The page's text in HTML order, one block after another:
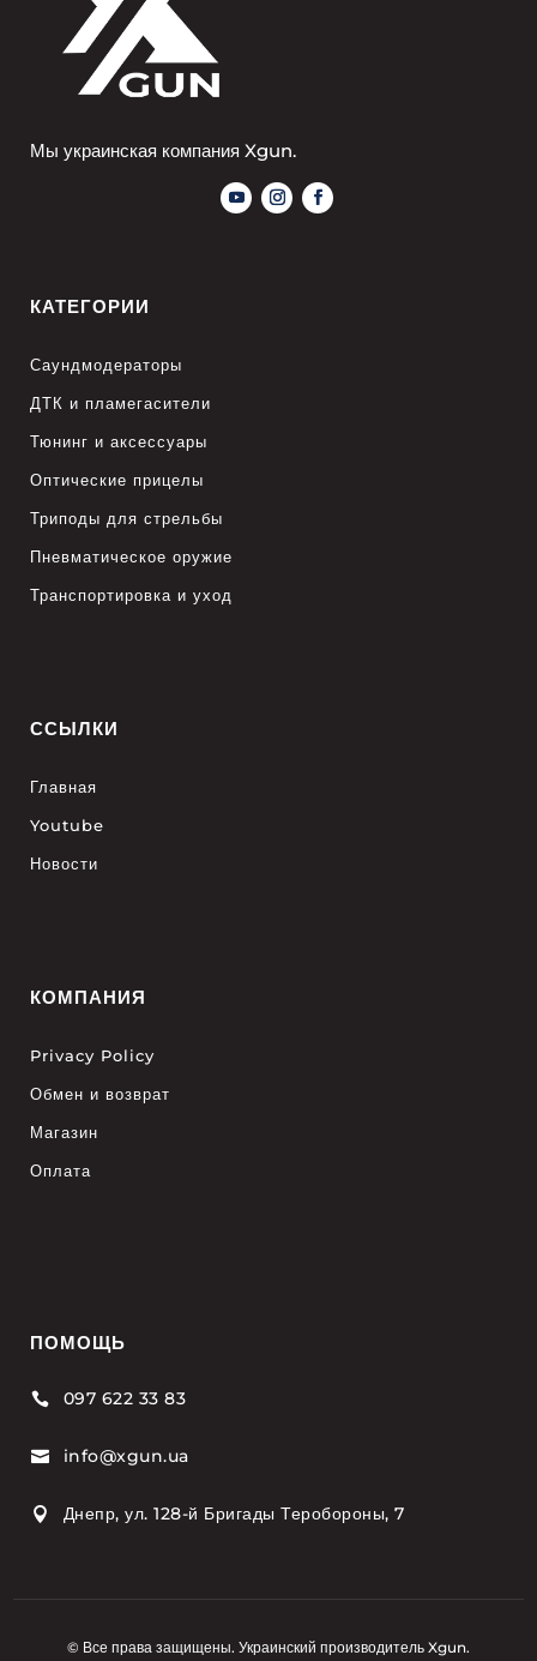
Мы украинская компания Xgun.
КАТЕГОРИИ
Саундмодераторы
ДТК и пламегасители
Тюнинг и аксессуары
Оптические прицелы
Триподы для стрельбы
Пневматическое оружие
Транспортировка и уход
ССЫЛКИ
Главная
Youtube
Новости
КОМПАНИЯ
Privacy Policy
Обмен и возврат
Магазин
Оплата
ПОМОЩЬ
 097 622 33 83
 info@xgun.ua
 Днепр, ул. 128-й Бригады Теробороны, 7
© Все права защищены. Украинский производитель Xgun.